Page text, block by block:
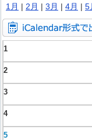
1月 | 2月 | 3月 | 4月 | 5
1
2
3
4
5